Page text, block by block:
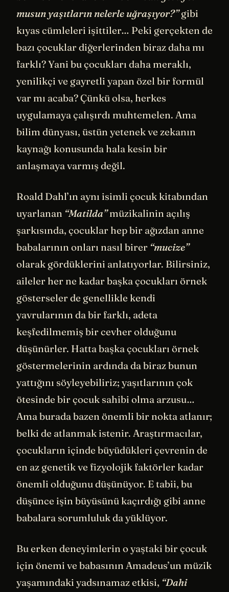
musun yaşıtların nelerle uğraşıyor?”gibi
kıyas cümleleri işittiler… Peki gerçekten de
bazı çocuklar diğerlerinden biraz daha mı
farklı? Yani bu çocukları daha meraklı,
yenilikçi ve gayretli yapan özel bir formül
var mı acaba? Çünkü olsa, herkes
uygulamaya çalışırdı muhtemelen. Ama
bilim dünyası, üstün yetenek ve zekanın
kaynağı konusunda hala kesin bir
anlaşmaya varmış değil.
Roald Dahl’ın aynı isimli çocuk kitabından
uyarlanan “Matilda”müzikalinin açılış
şarkısında, çocuklar hep bir ağızdan anne
babalarının onları nasıl birer “mucize”
olarak gördüklerini anlatıyorlar. Bilirsiniz,
aileler her ne kadar başka çocukları örnek
gösterseler de genellikle kendi
yavrularının da bir farklı, adeta
keşfedilmemiş bir cevher olduğunu
düşünürler. Hatta başka çocukları örnek
göstermelerinin ardında da biraz bunun
yattığını söyleyebiliriz; yaşıtlarının çok
ötesinde bir çocuk sahibi olma arzusu…
Ama burada bazen önemli bir nokta atlanır;
belki de atlanmak istenir. Araştırmacılar,
çocukların içinde büyüdükleri çevrenin de
en az genetik ve fizyolojik faktörler kadar
önemli olduğunu düşünüyor. E tabii, bu
düşünce işin büyüsünü kaçırdığı gibi anne
babalara sorumluluk da yüklüyor.
Bu erken deneyimlerin o yaştaki bir çocuk
için önemi ve babasının Amadeus’un müzik
yaşamındaki yadsınamaz etkisi, “Dahi